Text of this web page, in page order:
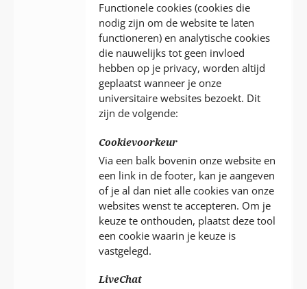
Functionele cookies (cookies die
nodig zijn om de website te laten
functioneren) en analytische cookies
die nauwelijks tot geen invloed
hebben op je privacy, worden altijd
geplaatst wanneer je onze
universitaire websites bezoekt. Dit
zijn de volgende:
Cookievoorkeur
Via een balk bovenin onze website en
een link in de footer, kan je aangeven
of je al dan niet alle cookies van onze
websites wenst te accepteren. Om je
keuze te onthouden, plaatst deze tool
een cookie waarin je keuze is
vastgelegd.
LiveChat